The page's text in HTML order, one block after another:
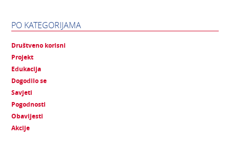
PO KATEGORIJAMA
Društveno korisni
Projekt
Edukacija
Dogodilo se
Savjeti
Pogodnosti
Obavijesti
Akcije